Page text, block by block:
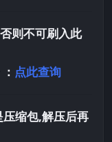
则不可刷入此
点此查询
缩包,解压后再